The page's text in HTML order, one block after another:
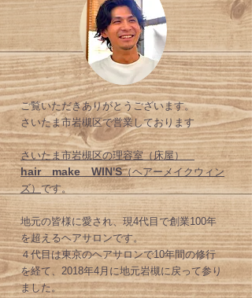
ご覧いただきありがとうございます。
さいたま市岩槻区で営業しております
さいたま市岩槻区の理容室（床屋）
hair make WIN'S（ヘアーメイクウィン
ズ）です。
地元の皆様に愛され、現4代目で創業100年
を超えるヘアサロンです。
４代目は東京のヘアサロンで10年間の修行
を経て、2018年4月に地元岩槻に戻って参り
ました。